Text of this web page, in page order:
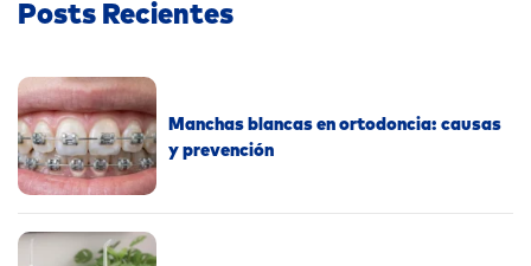
Posts Recientes
Manchas blancas en ortodoncia: causas
y prevención